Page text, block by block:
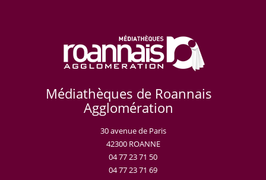
Médiathèques de Roannais
Agglomération
30 avenue de Paris
42300 ROANNE
04 77 23 71 50
04 77 23 71 69